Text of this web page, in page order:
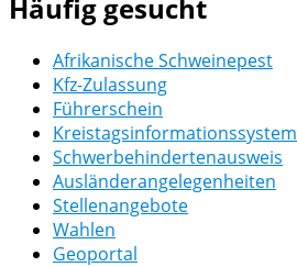
Häufig gesucht
Afrikanische Schweinepest
Kfz-Zulassung
Führerschein
Kreistagsinformationssystem
Schwerbehindertenausweis
Ausländerangelegenheiten
Stellenangebote
Wahlen
Geoportal